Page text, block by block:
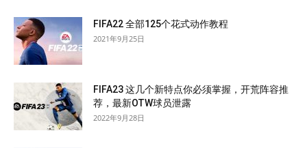
FIFA22 全部125个花式动作教程
2021年9月25日
FIFA23 这几个新特点你必须掌握，开荒阵容推
荐，最新OTW球员泄露
2022年9月28日